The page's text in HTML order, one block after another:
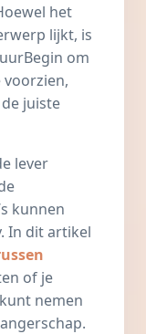
het
lijkt, is
om
juiste
lever
kunnen
In dit artikel
of je
nemen